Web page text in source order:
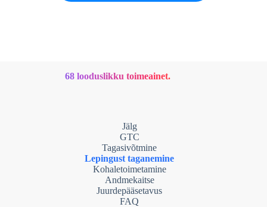
68 looduslikku toimeainet.
Jälg
GTC
Tagasivõtmine
Lepingust taganemine
Kohaletoimetamine
Andmekaitse
Juurdepääsetavus
FAQ